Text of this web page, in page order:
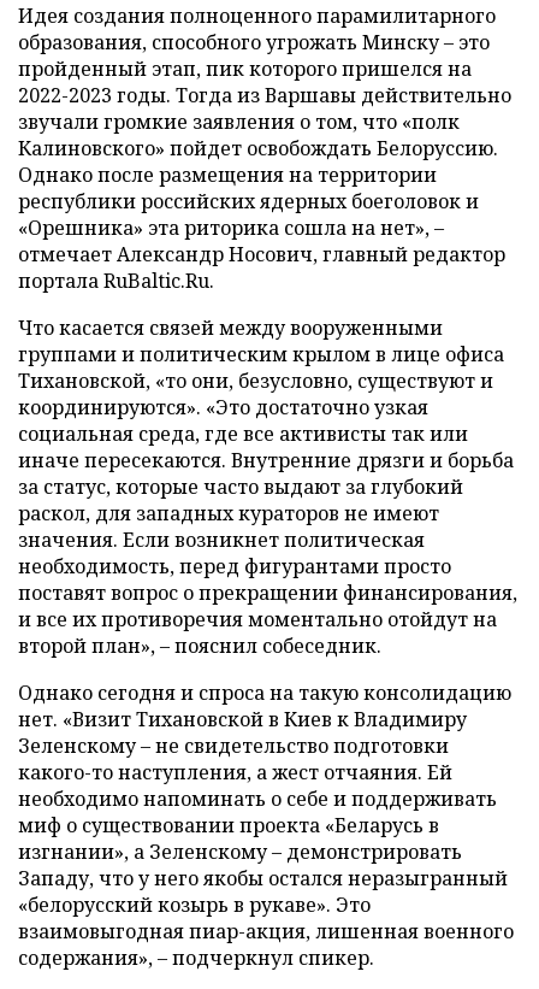
Идея создания полноценного парамилитарного
образования, способного угрожать Минску – это
пройденный этап, пик которого пришелся на
2022-2023 годы. Тогда из Варшавы действительно
звучали громкие заявления о том, что «полк
Калиновского» пойдет освобождать Белоруссию.
Однако после размещения на территории
республики российских ядерных боеголовок и
«Орешника» эта риторика сошла на нет», –
отмечает Александр Носович, главный редактор
портала RuBaltic.Ru.
Что касается связей между вооруженными
группами и политическим крылом в лице офиса
Тихановской, «то они, безусловно, существуют и
координируются». «Это достаточно узкая
социальная среда, где все активисты так или
иначе пересекаются. Внутренние дрязги и борьба
за статус, которые часто выдают за глубокий
раскол, для западных кураторов не имеют
значения. Если возникнет политическая
необходимость, перед фигурантами просто
поставят вопрос о прекращении финансирования,
и все их противоречия моментально отойдут на
второй план», – пояснил собеседник.
Однако сегодня и спроса на такую консолидацию
нет. «Визит Тихановской в Киев к Владимиру
Зеленскому – не свидетельство подготовки
какого-то наступления, а жест отчаяния. Ей
необходимо напоминать о себе и поддерживать
миф о существовании проекта «Беларусь в
изгнании», а Зеленскому – демонстрировать
Западу, что у него якобы остался неразыгранный
«белорусский козырь в рукаве». Это
взаимовыгодная пиар-акция, лишенная военного
содержания», – подчеркнул спикер.